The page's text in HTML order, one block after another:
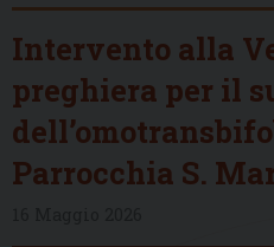
Intervento alla
preghiera per il
Parrocchia S.